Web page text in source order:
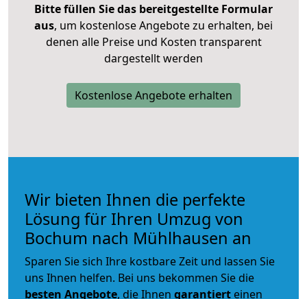
Bitte füllen Sie das bereitgestellte Formular
aus, um kostenlose Angebote zu erhalten, bei
denen alle Preise und Kosten transparent
dargestellt werden
Kostenlose Angebote erhalten
Wir bieten Ihnen die perfekte
Lösung für Ihren Umzug von
Bochum nach Mühlhausen an
Sparen Sie sich Ihre kostbare Zeit und lassen Sie
uns Ihnen helfen. Bei uns bekommen Sie die
besten Angebote, die Ihnen garantiert einen